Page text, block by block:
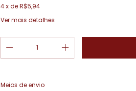
4 x deR$5,94
Ver mais detalhes
Entregas para o CEP:
Meios de envio